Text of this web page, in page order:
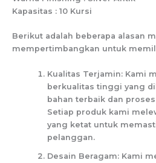
Kapasitas : 10 Kursi
Berikut adalah beberapa alasan
mempertimbangkan untuk
Kualitas Terjamin: Kami
berkualitas tinggi yang
bahan terbaik dan
Setiap produk kami
yang ketat untuk
pelanggan.
Desain Beragam: Kami